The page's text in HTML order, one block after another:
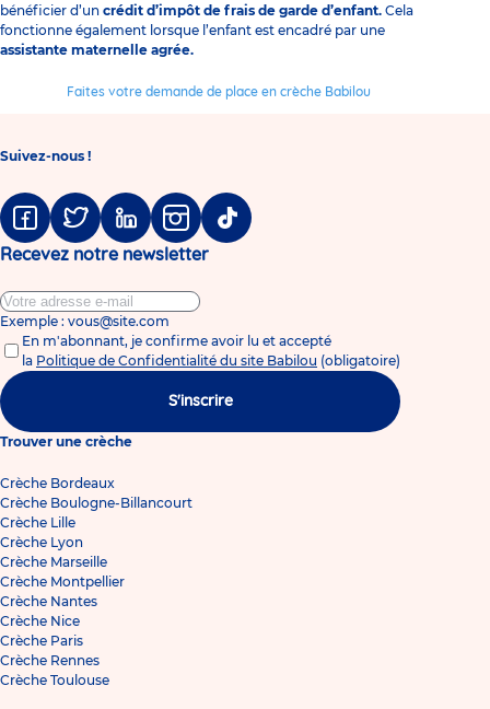
bénéficier d’un crédit d’impôt de frais de garde d’enfant. Cela
fonctionne également lorsque l’enfant est encadré par une
assistante maternelle agrée.
Faites votre demande de place en crèche Babilou
Suivez-nous !
FacebookTwitter LinkedinInstagramTiktok
Recevez notre newsletter
Exemple : vous@site.com
En m'abonnant, je confirme avoir lu et accepté
la Politique de Confidentialité du site Babilou (obligatoire)
S'inscrire
Trouver une crèche
Crèche Bordeaux
Crèche Boulogne-Billancourt
Crèche Lille
Crèche Lyon
Crèche Marseille
Crèche Montpellier
Crèche Nantes
Crèche Nice
Crèche Paris
Crèche Rennes
Crèche Toulouse